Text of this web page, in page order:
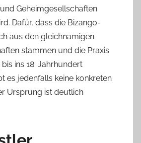
Geheimgesellschaften
Dafür, dass die Bizango-
aus den gleichnamigen
stammen und die Praxis
ins 18. Jahrhundert
es jedenfalls keine konkreten
Ursprung ist deutlich